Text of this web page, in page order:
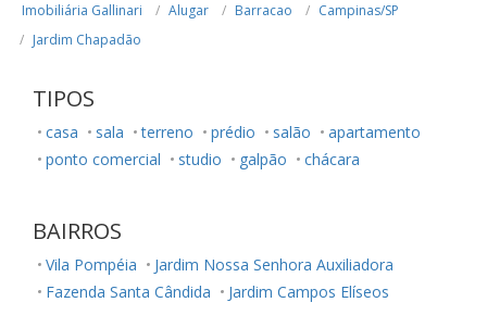
Imobiliária Gallinari Alugar Barracao
Campinas/SP
Jardim Chapadão
TIPOS
casa sala terreno prédio salão
apartamento
ponto comercial
studio galpão chácara
BAIRROS
Vila Pompéia
Jardim Nossa Senhora Auxiliadora
Fazenda Santa Cândida
Jardim Campos Elíseos